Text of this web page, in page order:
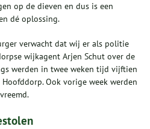
op de dieven en dus is een
dé oplossing.
verwacht dat wij er als politie
wijkagent Arjen Schut over de
werden in twee weken tijd vijftien
Ook vorige week werden